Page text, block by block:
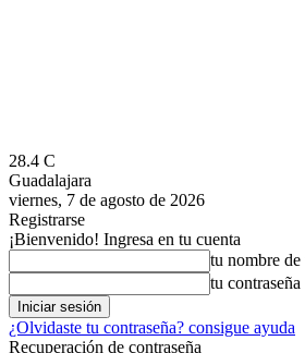
28.4 C
Guadalajara
viernes, 7 de agosto de 2026
Registrarse
¡Bienvenido! Ingresa en tu cuenta
tu nombre de
tu contraseña
¿Olvidaste tu contraseña? consigue ayuda
Recuperación de contraseña